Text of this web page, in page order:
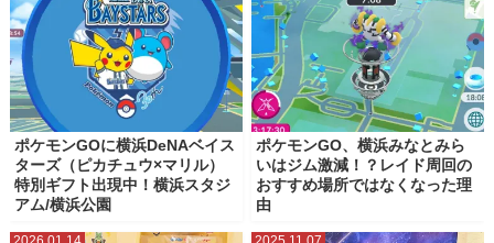
ポケモンGOに横浜DeNAベイス
ターズ（ピカチュウ×マリル）
特別ギフト出現中！横浜スタジ
アム/横浜公園
ポケモンGO、横浜みなとみら
いはジム激減！？レイド周回の
おすすめ場所ではなくなった理
由